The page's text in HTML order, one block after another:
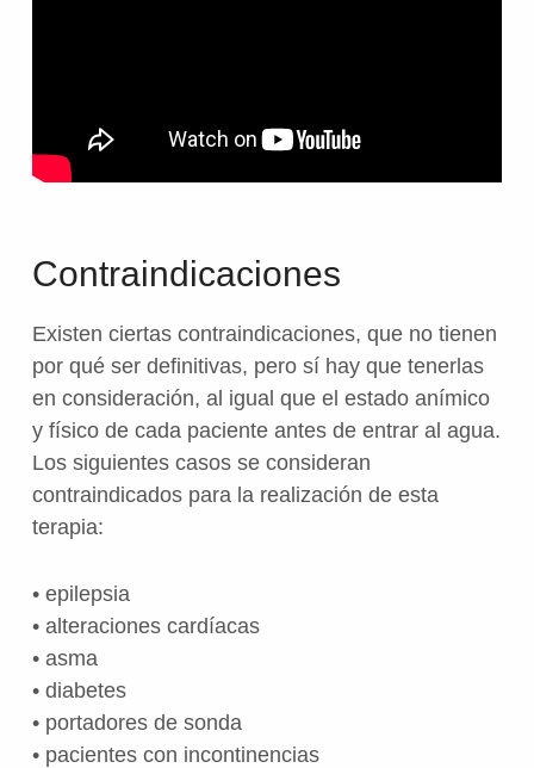
Contraindicaciones
Existen ciertas contraindicaciones, que no tienen
por qué ser definitivas, pero sí hay que tenerlas
en consideración, al igual que el estado anímico
y físico de cada paciente antes de entrar al agua.
Los siguientes casos se consideran
contraindicados para la realización de esta
terapia:
• epilepsia
• alteraciones cardíacas
• asma
• diabetes
• portadores de sonda
• pacientes con incontinencias